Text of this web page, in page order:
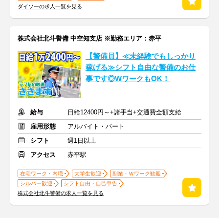
ダイソーの求人一覧を見る
株式会社北斗警備 中空知支店 ※勤務エリア：赤平
【警備員】≪未経験でもしっかり
稼げる≫シフト自由な警備のお仕
事です◎WワークもOK！
給与
日給12400円～+諸手当+交通費全額支給
雇用形態
アルバイト・パート
シフト
週1日以上
アクセス
赤平駅
在宅ワーク・内職 大学生歓迎
副業・Ｗワーク歓迎
シルバー歓迎
シフト自由・自己申告
株式会社北斗警備の求人一覧を見る